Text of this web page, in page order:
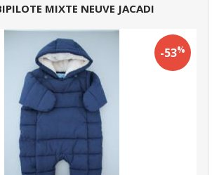
MIXTE NEUVE JACADI
-53%